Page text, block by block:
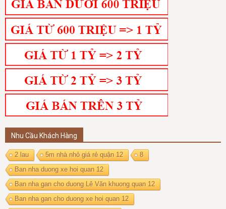
Nhu Cầu Khách Hàng
2 lau 5m nhà nhỏ giá rẻ quận 12
8
Ban nha duong xe hoi quan 12
Ban nha gan cho duong Lê Văn khuong quan 12
Ban nha gan cho duong xe hoi quan 12